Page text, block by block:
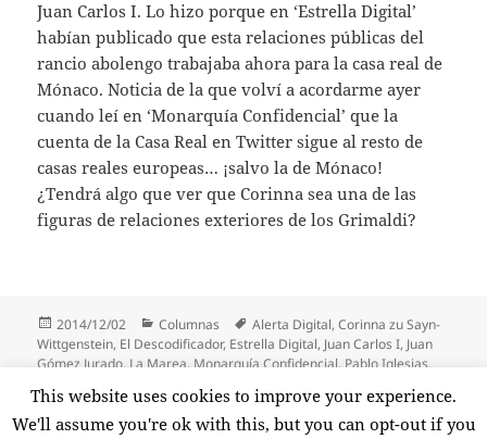
Juan Carlos I. Lo hizo porque en ‘Estrella Digital’
habían publicado que esta relaciones públicas del
rancio abolengo trabajaba ahora para la casa real de
Mónaco. Noticia de la que volví a acordarme ayer
cuando leí en ‘Monarquía Confidencial’ que la
cuenta de la Casa Real en Twitter sigue al resto de
casas reales europeas… ¡salvo la de Mónaco!
¿Tendrá algo que ver que Corinna sea una de las
figuras de relaciones exteriores de los Grimaldi?
Publicado
el
2014/12/02 Categorías
Columnas Etiquetas
Alerta Digital,Corinna zu Sayn-
Wittgenstein, El Descodificador, Estrella Digital, Juan Carlos I, Juan
Gómez Jurado, La Marea, Monarquía Confidencial, Pablo Iglesias,
Roncero,Twitter,Vozpópuli
This website uses cookies to improve your experience.
We'll assume you're ok with this, but you can opt-out if you